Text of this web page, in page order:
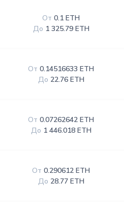
От 0.1 ETH
До 1 325.79 ETH
От 0.14516633 ETH
До 22.76 ETH
От 0.07262642 ETH
До 1 446.018 ETH
От 0.290612 ETH
До 28.77 ETH